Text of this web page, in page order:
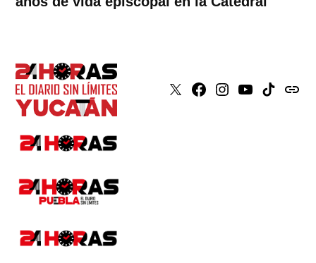
X Faceboook
Instagram
YoutubeTiktokissuu